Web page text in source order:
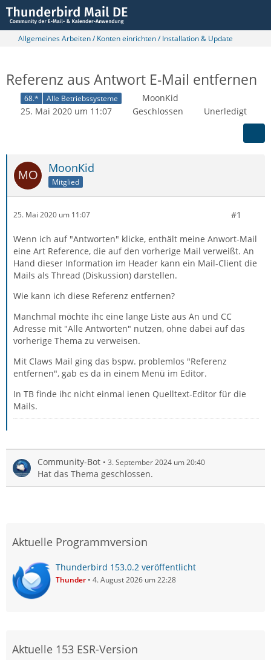
Allgemeines Arbeiten / Konten einrichten / Installation & Update
Referenz aus Antwort E-Mail entfernen
68.* Alle Betriebssysteme
MoonKid
25. Mai 2020 um 11:07
Geschlossen Unerledigt
MoonKid
Mitglied
25. Mai 2020 um 11:07 #1
Wenn ich auf "Antworten" klicke, enthält meine Anwort-Mail
eine Art Reference, die auf den vorherige Mail verweißt. An
Hand dieser Information im Header kann ein Mail-Client die
Mails als Thread (Diskussion) darstellen.
Wie kann ich diese Referenz entfernen?
Manchmal möchte ihc eine lange Liste aus An und CC
Adresse mit "Alle Antworten" nutzen, ohne dabei auf das
vorherige Thema zu verweisen.
Mit Claws Mail ging das bspw. problemlos "Referenz
entfernen", gab es da in einem Menü im Editor.
In TB finde ihc nicht einmal ienen Quelltext-Editor für die
Mails.
Community-Bot 3. September 2024 um 20:40
Hat das Thema geschlossen.
Aktuelle Programmversion
Thunderbird 153.0.2 veröffentlicht
Thunder 4. August 2026 um 22:28
Aktuelle 153 ESR-Version